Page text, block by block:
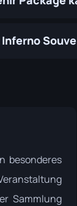
besonderes
Sammlung